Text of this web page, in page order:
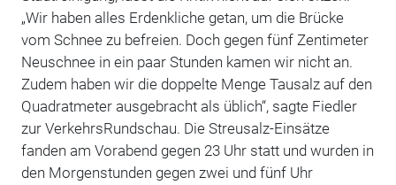
„Wir haben alles Erdenkliche getan, um die Brücke
vom Schnee zu befreien. Doch gegen fünf Zentimeter
Neuschnee in ein paar Stunden kamen wir nicht an.
Zudem haben wir die doppelte Menge Tausalz auf den
Quadratmeter ausgebracht als üblich“, sagte Fiedler
zur VerkehrsRundschau. Die Streusalz-Einsätze
fanden am Vorabend gegen 23 Uhr statt und wurden in
den Morgenstunden gegen zwei und fünf Uhr